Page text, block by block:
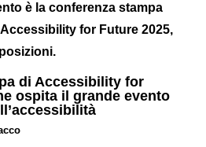
di Accessibility for
ospita il grande evento